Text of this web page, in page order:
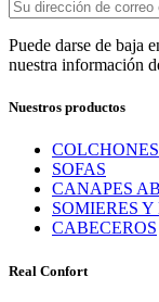
Puede darse de baja
nuestra información
Nuestros productos
COLCHONES
SOFAS
CANAPES
SOMIERES Y
CABECEROS
Real Confort